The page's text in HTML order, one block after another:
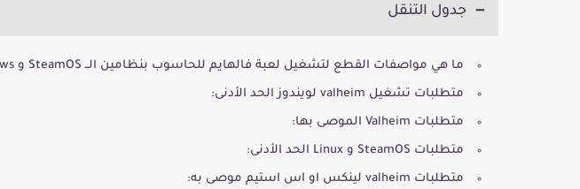
جدول التنقل
ما هي مواصفات القطع لتشغيل لعبة فالهايم للحاسوب بنظامين الــ SteamOS و Linux ,Windows
متطلبات تشغيل valheim لويندوز الحد الأدنى:
متطلبات Valheim الموصى بها:
متطلبات SteamOS و Linux الحد الأدنى:
متطلبات valheim لينكس او اس استيم موصى به: